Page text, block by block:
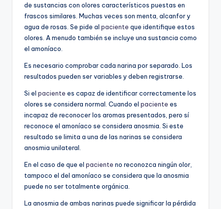
de sustancias con olores característicos puestas en
frascos similares. Muchas veces son menta, alcanfor y
agua de rosas. Se pide al paciente que identifique estos
olores. A menudo también se incluye una sustancia como
el amoníaco.
Es necesario comprobar cada narina por separado. Los
resultados pueden ser variables y deben registrarse.
Si el paciente es capaz de identificar correctamente los
olores se considera normal. Cuando el paciente es
incapaz de reconocer los aromas presentados, pero sí
reconoce el amoníaco se considera anosmia. Si este
resultado se limita a una de las narinas se considera
anosmia unilateral.
En el caso de que el paciente no reconozca ningún olor,
tampoco el del amoníaco se considera que la anosmia
puede no ser totalmente orgánica.
La anosmia de ambas narinas puede significar la pérdida